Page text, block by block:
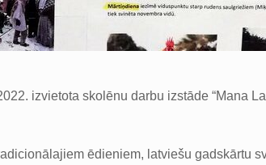
izvietota skolēnu darbu izstāde “Mana
ēdieniem, latviešu gadskārtu